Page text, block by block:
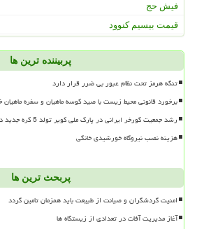
فیش حج
قیمت بیسیم کنوود
پربیننده ترین ها
تنگه هرمز تحت نظام عبور بی ضرر قرار دارد
برخورد قانونی محیط زیست با صید کوسه ماهیان و سفره
رشد جمعیت گورخر ایرانی در پارک ملی کویر تولد 5 کره جدید در گرمسار
هزینه نصب نیروگاه خورشیدی خانگی
پربحث ترین ها
امنیت گردشگران و صیانت از طبیعت باید همزمان تامین گردد
آغاز مدیریت آفات در تعدادی از زیستگاه ها